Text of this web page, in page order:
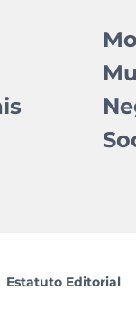
Estatuto Editorial